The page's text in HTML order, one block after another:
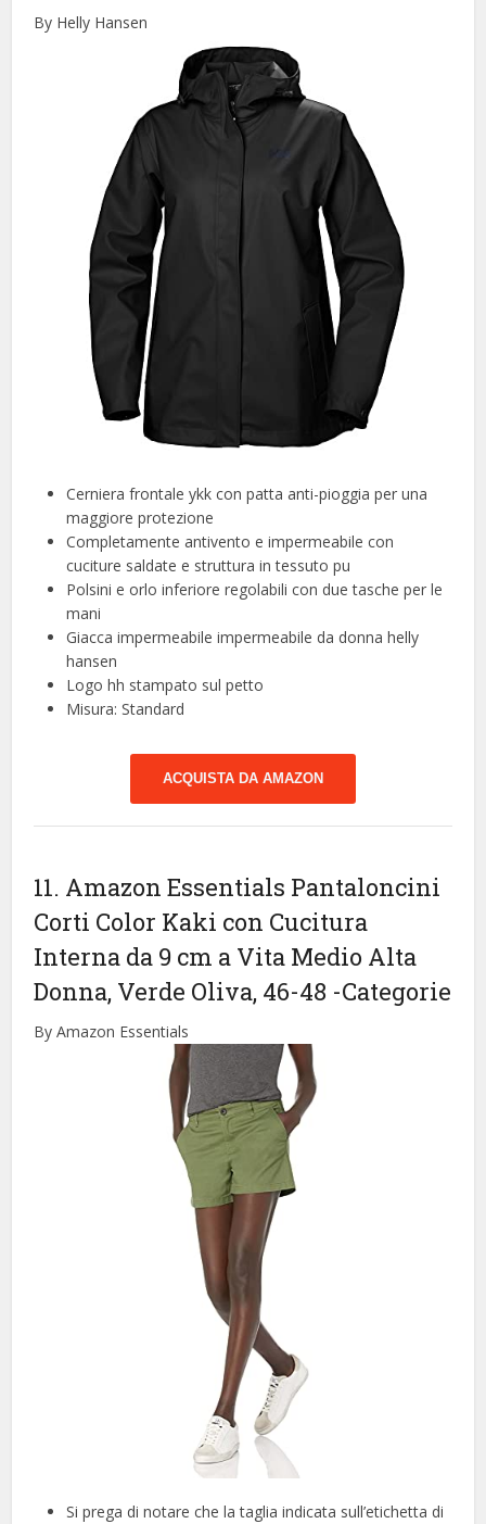
By Helly Hansen
Cerniera frontale ykk con patta anti-pioggia per una
maggiore protezione
Completamente antivento e impermeabile con
cuciture saldate e struttura in tessuto pu
Polsini e orlo inferiore regolabili con due tasche per le
mani
Giacca impermeabile impermeabile da donna helly
hansen
Logo hh stampato sul petto
Misura: Standard
ACQUISTA DA AMAZON
11. Amazon Essentials Pantaloncini
Corti Color Kaki con Cucitura
Interna da 9 cm a Vita Medio Alta
Donna, Verde Oliva, 46-48 -Categorie
By Amazon Essentials
Si prega di notare che la taglia indicata sull’etichetta di